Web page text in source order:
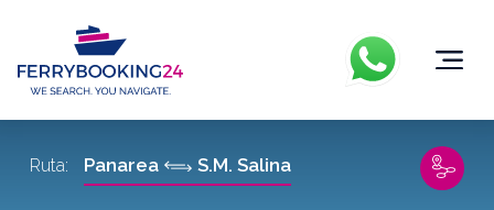
Ruta: Panarea S.M. Salina